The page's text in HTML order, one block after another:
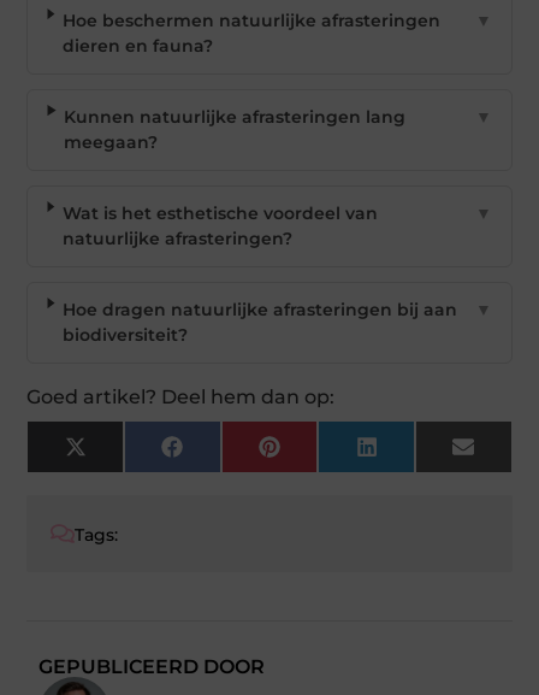
Hoe beschermen natuurlijke afrasteringen
dieren en fauna?
▼
Kunnen natuurlijke afrasteringen lang
meegaan?
▼
Wat is het esthetische voordeel van
natuurlijke afrasteringen?
▼
Hoe dragen natuurlijke afrasteringen bij aan
biodiversiteit?
▼
Goed artikel? Deel hem dan op:
X
(Twitter)
Facebook Pinterest LinkedIn Email
Tags:
GEPUBLICEERD DOOR